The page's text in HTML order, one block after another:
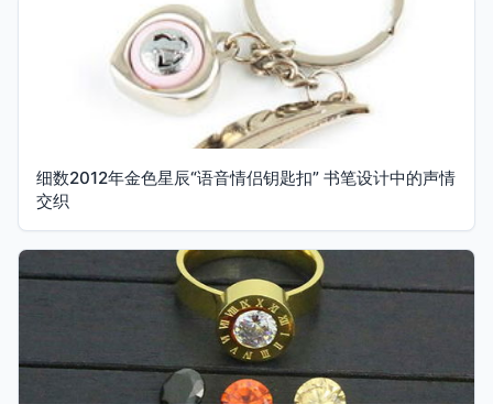
细数2012年金色星辰“语音情侣钥匙扣” 书笔设计中的声情
交织